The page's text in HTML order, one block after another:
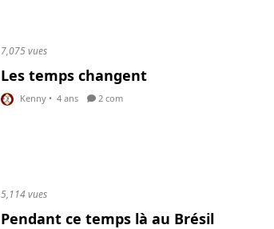
7,075 vues
Les temps changent
Kenny • 4 ans 2 com
5,114 vues
Pendant ce temps là au Brésil